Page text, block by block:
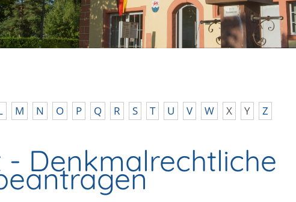
M N O P Q R S T U V W X Y Z
Denkmalrechtliche